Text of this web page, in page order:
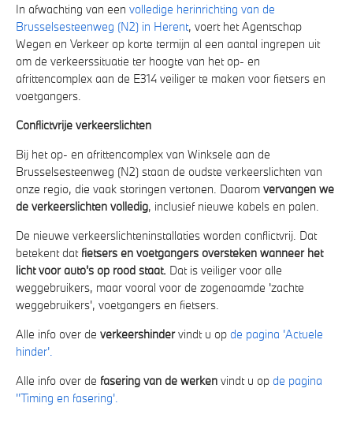
In afwachting van een volledige herinrichting van de
Brusselsesteenweg (N2) in Herent, voert het Agentschap
Wegen en Verkeer op korte termijn al een aantal ingrepen uit
om de verkeerssituatie ter hoogte van het op- en
afrittencomplex aan de E314 veiliger te maken voor fietsers en
voetgangers.
Conflictvrije verkeerslichten
Bij het op- en afrittencomplex van Winksele aan de
Brusselsesteenweg (N2) staan de oudste verkeerslichten van
onze regio, die vaak storingen vertonen. Daarom vervangen we
de verkeerslichten volledig, inclusief nieuwe kabels en palen.
De nieuwe verkeerslichteninstallaties worden conflictvrij. Dat
betekent dat fietsers en voetgangers oversteken wanneer het
licht voor auto's op rood staat. Dat is veiliger voor alle
weggebruikers, maar vooral voor de zogenaamde 'zachte
weggebruikers', voetgangers en fietsers.
Alle info over de verkeershindervindt u op de pagina 'Actuele
hinder'.
Alle info over de fasering van de werken vindt u op de pagina
''Timing en fasering'.